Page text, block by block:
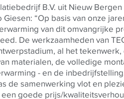
B.V. uit Nieuw
Giesen: “Op basis van onze
van dit omvangrijke
De werkzaamheden van
al het
materialen, de volledige
- en de
de samenwerking vlot en
goede prijs/